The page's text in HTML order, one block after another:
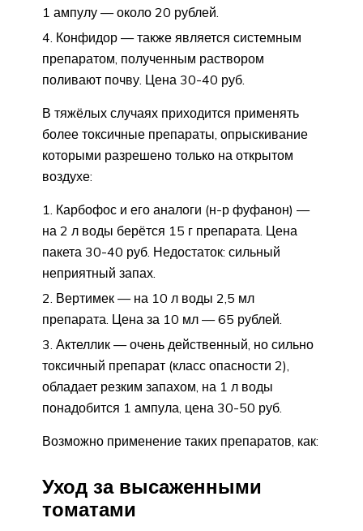
1 ампулу — около 20 рублей.
Конфидор — также является системным
препаратом, полученным раствором
поливают почву. Цена 30-40 руб.
В тяжёлых случаях приходится применять
более токсичные препараты, опрыскивание
которыми разрешено только на открытом
воздухе:
Карбофос и его аналоги (н-р фуфанон) —
на 2 л воды берётся 15 г препарата. Цена
пакета 30-40 руб. Недостаток: сильный
неприятный запах.
Вертимек — на 10 л воды 2,5 мл
препарата. Цена за 10 мл — 65 рублей.
Актеллик — очень действенный, но сильно
токсичный препарат (класс опасности 2),
обладает резким запахом, на 1 л воды
понадобится 1 ампула, цена 30-50 руб.
Возможно применение таких препаратов, как:
Уход за высаженными
томатами